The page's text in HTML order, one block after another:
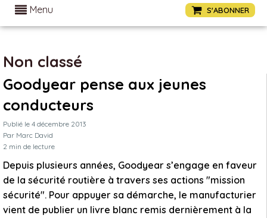
Menu S'ABONNER
Non classé
Goodyear pense aux jeunes
conducteurs
Publié le 4 décembre 2013
Par Marc David
2 min de lecture
Depuis plusieurs années, Goodyear s’engage en faveur
de la sécurité routière à travers ses actions "mission
sécurité". Pour appuyer sa démarche, le manufacturier
vient de publier un livre blanc remis dernièrement à la